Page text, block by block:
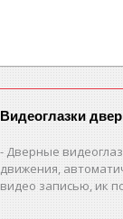
Видеоглазки
Дверные
движения,
видео записью, ик